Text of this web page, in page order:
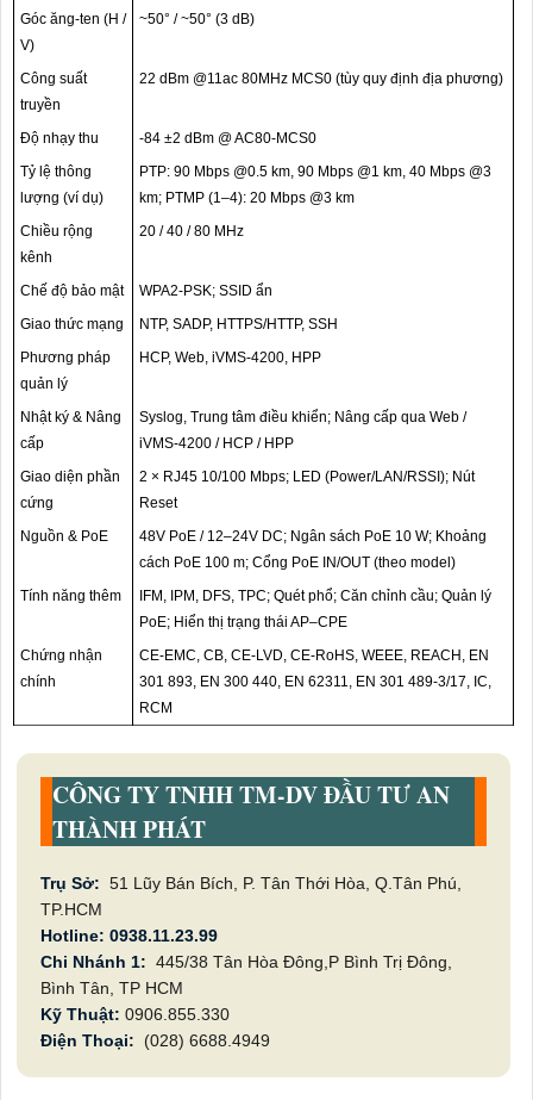
Góc ăng-ten (H /
V)
~50° / ~50° (3 dB)
Công suất
truyền
22 dBm @11ac 80MHz MCS0 (tùy quy định địa phương)
Độ nhạy thu
-84 ±2 dBm @ AC80-MCS0
Tỷ lệ thông
lượng (ví dụ)
PTP: 90 Mbps @0.5 km, 90 Mbps @1 km, 40 Mbps @3
km; PTMP (1–4): 20 Mbps @3 km
Chiều rộng
kênh
20 / 40 / 80 MHz
Chế độ bảo mật
WPA2-PSK; SSID ẩn
Giao thức mạng
NTP, SADP, HTTPS/HTTP, SSH
Phương pháp
quản lý
HCP, Web, iVMS-4200, HPP
Nhật ký & Nâng
cấp
Syslog, Trung tâm điều khiển; Nâng cấp qua Web /
iVMS-4200 / HCP / HPP
Giao diện phần
cứng
2 × RJ45 10/100 Mbps; LED (Power/LAN/RSSI); Nút
Reset
Nguồn & PoE
48V PoE / 12–24V DC; Ngân sách PoE 10 W; Khoảng
cách PoE 100 m; Cổng PoE IN/OUT (theo model)
Tính năng thêm
IFM, IPM, DFS, TPC; Quét phổ; Căn chỉnh cầu; Quản lý
PoE; Hiển thị trạng thái AP–CPE
Chứng nhận
chính
CE-EMC, CB, CE-LVD, CE-RoHS, WEEE, REACH, EN
301 893, EN 300 440, EN 62311, EN 301 489-3/17, IC,
RCM
CÔNG TY TNHH TM-DV ĐẦU TƯ AN
THÀNH PHÁT
Trụ Sở: 51 Lũy Bán Bích, P. Tân Thới Hòa, Q.Tân Phú,
TP.HCM
Hotline: 0938.11.23.99
Chi Nhánh 1: 445/38 Tân Hòa Đông,P Bình Trị Đông,
Bình Tân, TP HCM
Kỹ Thuật: 0906.855.330
Điện Thoại:
(028) 6688.4949